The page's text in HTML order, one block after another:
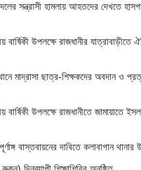
সন্ত্রাসী হামলায় আহতদের দেখতে
উপলক্ষে রাজধানীর যাত্রাবাড়ীতে
মাদ্রাসা ছাত্র-শিক্ষকদের অবদান ও
উপলক্ষে রাজধানীতে জামায়াতে
বাস্তবায়নের দাবিতে কলাবাগান থানার